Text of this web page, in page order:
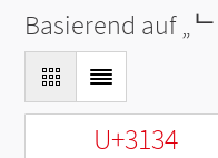
Basierend auf „ᄂ
U+3134